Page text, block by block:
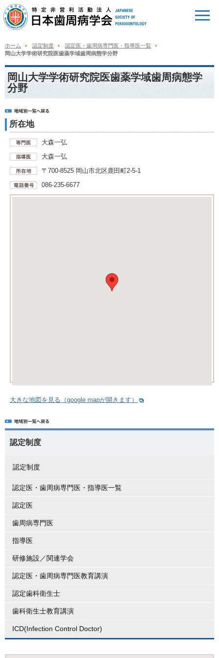
ホーム 認定制度
認定医・歯周病専門医・指導医一覧
岡山大学学術研究院医歯薬学域歯周病態学分野
岡山大学学術研究院医歯薬学域歯周病態学
分野
所在地
大森一弘
大森一弘
〒700-8525 岡山市北区鹿田町2-5-1
086-235-6677
大きな地図を見る（google mapが開きます）
認定制度
認定制度
認定医・歯周病専門医・指導医一覧
認定医
歯周病専門医
指導医
研修施設／関連学会
認定医・歯周病専門医教育講演
認定歯科衛生士
歯科衛生士教育講演
ICD(Infection Control Doctor)